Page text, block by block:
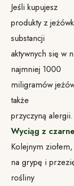
Jeśli kupujesz
produkty z
substancji
aktywnych się w
najmniej 1000
miligramów
także
przyczyną alergii.
Wyciąg z
Kolejnym
na grypę i
rośliny